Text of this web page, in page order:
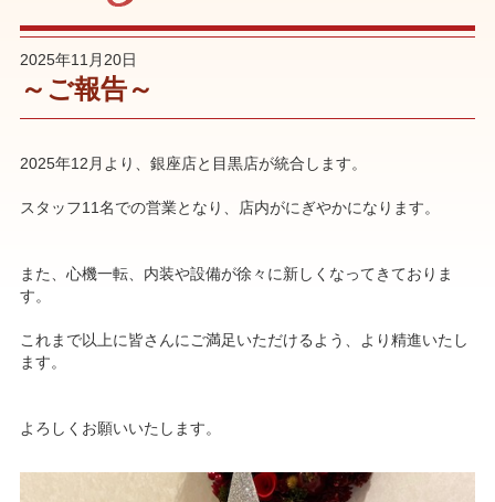
2025年11月20日
～ご報告～
2025年12月より、銀座店と目黒店が統合します。
スタッフ11名での営業となり、店内がにぎやかになります。
また、心機一転、内装や設備が徐々に新しくなってきておりま
す。
これまで以上に皆さんにご満足いただけるよう、より精進いたし
ます。
よろしくお願いいたします。